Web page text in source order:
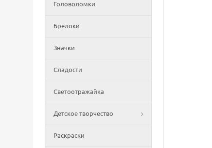
Головоломки
Брелоки
Значки
Сладости
Светоотражайка
Детское творчество
Раскраски